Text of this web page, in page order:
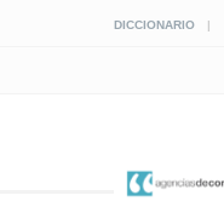
DICCIONARIO